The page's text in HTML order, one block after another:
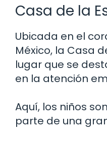
Casa de la
Ubicada en el
México, la Casa
lugar que se
en la atención
Aquí, los niños
parte de una